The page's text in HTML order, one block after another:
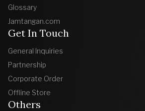
Glossary
Jamtangan.com
Get In Touch
General Inquiries
Partnership
Corporate Order
Offline Store
Others